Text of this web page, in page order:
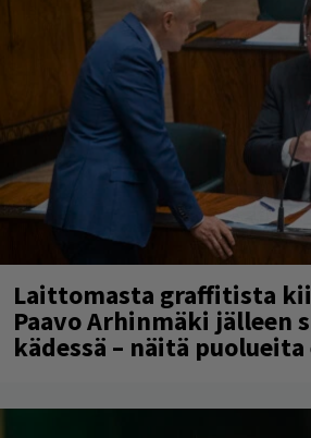
Laittomasta graffitista
Paavo Arhinmäki jälleen
kädessä – näitä